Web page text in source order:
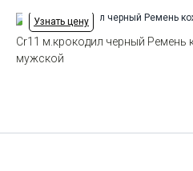
Узнать цену
Cr11 м.крокодил черный Ремень
мужской